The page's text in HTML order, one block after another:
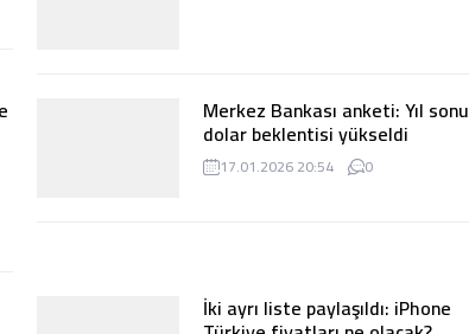
açıklaması: Sadece Avrupa-Asya
yönündeki geçişlerde ücret alınır
17.01.2026 20:57 0
Merkez Bankası anketi: Yıl sonu
dolar beklentisi yükseldi